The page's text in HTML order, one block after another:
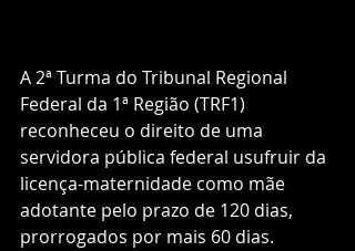
A 2ª Turma do Tribunal Regional
Federal da 1ª Região (TRF1)
reconheceu o direito de uma
servidora pública federal usufruir da
licença-maternidade como mãe
adotante pelo prazo de 120 dias,
prorrogados por mais 60 dias.